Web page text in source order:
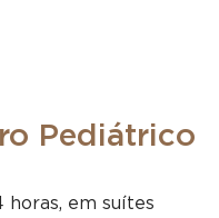
Pediátrico
em suítes